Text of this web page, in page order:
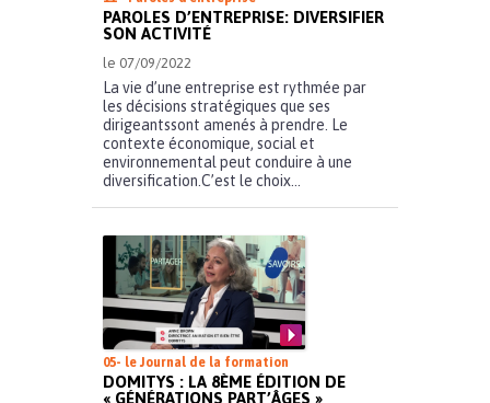
PAROLES D’ENTREPRISE: DIVERSIFIER
SON ACTIVITÉ
le 07/09/2022
La vie d’une entreprise est rythmée par
les décisions stratégiques que ses
dirigeantssont amenés à prendre. Le
contexte économique, social et
environnemental peut conduire à une
diversification.C’est le choix...
05- le Journal de la formation
DOMITYS : LA 8ÈME ÉDITION DE
« GÉNÉRATIONS PART’ÂGES »